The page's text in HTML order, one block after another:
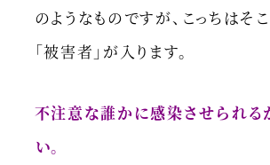
のようなものですが、こっちはそ
「被害者」が入ります。
不注意な誰かに感染させられる
い。